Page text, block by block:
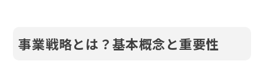
事業戦略とは？基本概念と重要性